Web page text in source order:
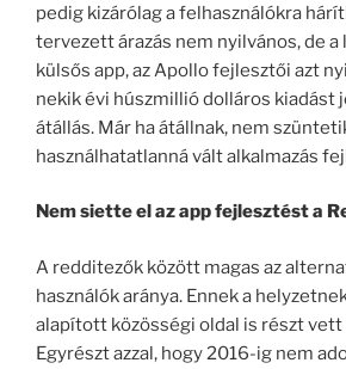
pedig kizárólag a felhasználókra
tervezett árazás nem nyilvános, de
külsős app, az Apollo fejlesztői azt
nekik évi húszmillió dolláros kiadást
átállás. Már ha átállnak, nem
használhatatlanná vált alkalmazás
Nem siette el az app fejlesztést a
A redditezők között magas az
használók aránya. Ennek a
alapított közösségi oldal is részt vett
Egyrészt azzal, hogy 2016-ig nem